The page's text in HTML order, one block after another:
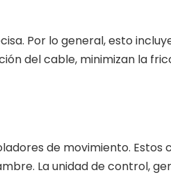
Por lo general, esto
del cable, minimizan la
de movimiento. Estos
La unidad de control,